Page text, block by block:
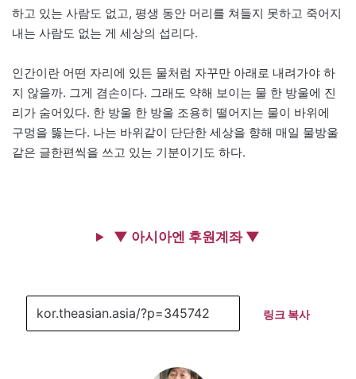
하고 있는 사람도 없고, 평생 동안 머리를 쳐들지 못하고 죽어지
내는 사람도 없는 게 세상의 섭리다.
인간이란 어떤 자리에 있든 물처럼 자꾸만 아래로 내려가야 하
지 않을까. 그게 겸손이다. 그래도 약해 보이는 물 한 방울에 진
리가 숨어있다. 한 방울 한 방울 조용히 떨어지는 물이 바위에
구멍을 뚫는다. 나는 바위같이 단단한 세상을 향해 매일 물방울
같은 글한편씩을 쓰고 있는 기분이기도 하다.
▼ 아시아엔 후원계좌 ▼
링크 복사